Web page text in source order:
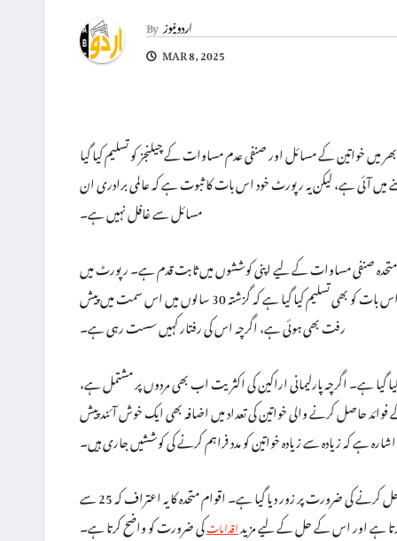
Byاردو نیوز
MAR 8, 2025
بھر میں خواتین کے مسائل اور صنفی عدم مساوات کے چیلنجز کو تسلیم کیا گیا
میں آئی ہے، لیکن یہ رپورٹ خود اس بات کا ثبوت ہے کہ عالمی برادری ان
مسائل سے غافل نہیں ہے۔
متحدہ صنفی مساوات کے لیے اپنی کوششوں میں ثابت قدم ہے۔ رپورٹ میں
1995 کی عالمی کانفرنس کی سفارشات پر عمل درآمد میں حائل رکاوٹوں کا ذکر کیا گیا ہے، لیکن ساتھ ہی اس بات کو بھی تسلیم کیا گیا ہے کہ گزشتہ 30 سالوں میں اس سمت میں پیش
رفت بھی ہوئی ہے، اگرچہ اس کی رفتار کہیں سست رہی ہے۔
گیا ہے۔ اگرچہ پارلیمانی اراکین کی اکثریت اب بھی مردوں پر مشتمل ہے،
فوائد حاصل کرنے والی خواتین کی تعداد میں اضافہ بھی ایک خوش آئند پیش
ہے کہ زیادہ سے زیادہ خواتین کو مدد فراہم کرنے کی کوششیں جاری ہیں۔
رپورٹ میں ملازمتوں میں صنفی تفاوت کو بھی اجاگر کیا گیا ہے، لیکن اس کے ساتھ ہی اس مسئلے کو حل کرنے کی ضرورت پر زور دیا گیا ہے۔ اقوام متحدہ کا یہ اعتراف کہ 25 سے
اقداماتکی ضرورت کو واضح کرتا ہے۔